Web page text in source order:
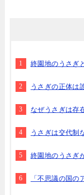
終園地のうさぎ
うさぎの正体は
なぜうさぎは存
うさぎは交代制
終園地のうさぎ
「不思議の国の